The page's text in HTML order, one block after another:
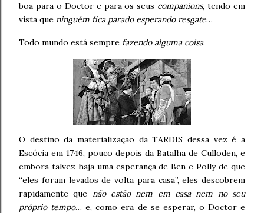
boa para o Doctor e para os seus companions, tendo em
vista que ninguém fica parado esperando resgate…
Todo mundo está sempre fazendo alguma coisa.
O destino da materialização da TARDIS dessa vez é a
Escócia em 1746, pouco depois da Batalha de Culloden, e
embora talvez haja uma esperança de Ben e Polly de que
“eles foram levados de volta para casa”, eles descobrem
rapidamente que não estão nem em casa nem no seu
próprio tempo… e, como era de se esperar, o Doctor e